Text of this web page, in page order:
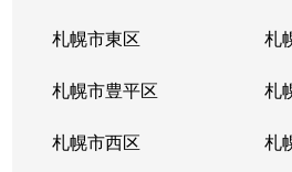
札幌市東区 札
札幌市豊平区 札
札幌市西区 札